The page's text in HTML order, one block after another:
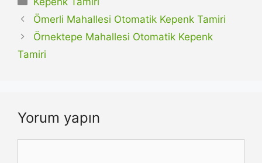
Ömerli Mahallesi Otomatik Kepenk Tamiri
Örnektepe Mahallesi Otomatik Kepenk
Tamiri
Yorum yapın